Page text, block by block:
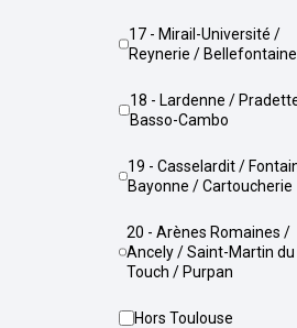
17 - Mirail-Université /
Reynerie / Bellefontaine
18 - Lardenne / Pradettes /
Basso-Cambo
19 - Casselardit / Fontaine-
Bayonne / Cartoucherie
20 - Arènes Romaines /
Ancely / Saint-Martin du
Touch / Purpan
Hors Toulouse